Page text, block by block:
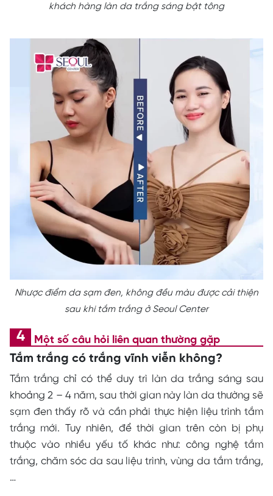
khách hàng làn da trắng sáng bật tông
Nhược điểm da sạm đen, không đều màu được cải thiện
sau khi tắm trắng ở Seoul Center
Một số câu hỏi liên quan thường gặp
Tắm trắng có trắng vĩnh viễn không?
Tắm trắng chỉ có thể duy trì làn da trắng sáng sau
khoảng 2 – 4 năm, sau thời gian này làn da thường sẽ
sạm đen thấy rõ và cần phải thực hiện liệu trình tắm
trắng mới. Tuy nhiên, để thời gian trên còn bị phụ
thuộc vào nhiều yếu tố khác như: công nghệ tắm
trắng, chăm sóc da sau liệu trình, vùng da tắm trắng,
…